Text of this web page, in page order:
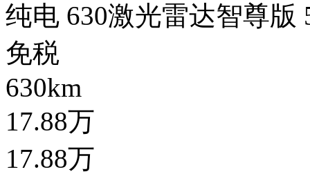
纯电 630激光雷达智尊版
免税
630km
17.88万
17.88万